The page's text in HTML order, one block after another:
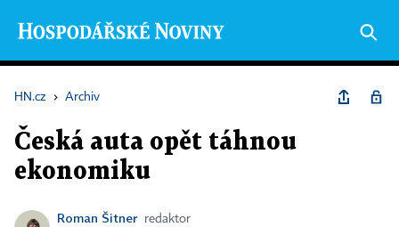
HN.cz › Archiv
Česká auta opět táhnou
ekonomiku
Roman Šitner
redaktor